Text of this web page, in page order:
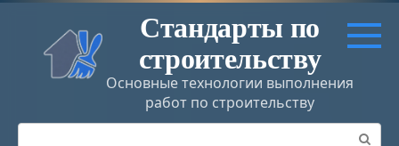
Перейти
контенту
Стандарты по
строительству
Основные технологии выполнения
работ по строительству
Поиск: